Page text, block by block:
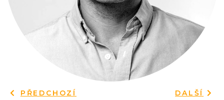
PŘEDCHOZÍ DALŠÍ